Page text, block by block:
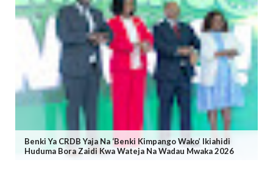
Benki Ya CRDB Yaja Na ‘Benki Kimpango Wako’ Ikiahidi
Huduma Bora Zaidi Kwa Wateja Na Wadau Mwaka 2026